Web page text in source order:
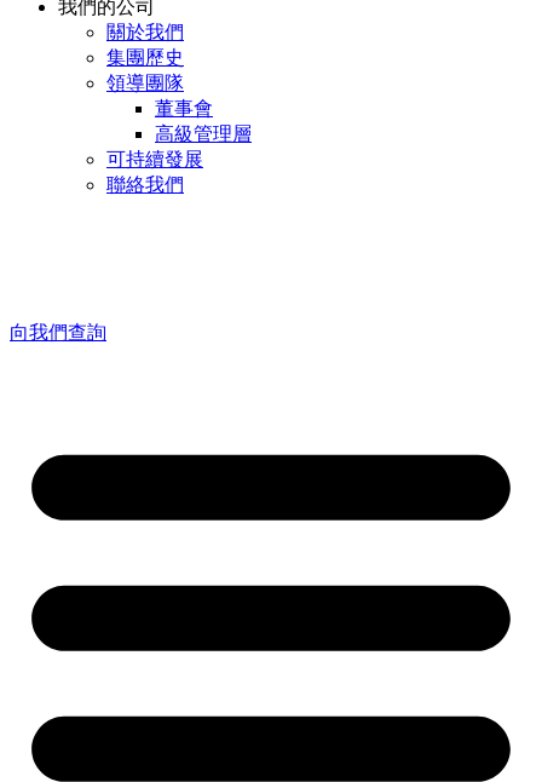
我們的公司
關於我們
集團歷史
領導團隊
董事會
高級管理層
可持續發展
聯絡我們
向我們查詢